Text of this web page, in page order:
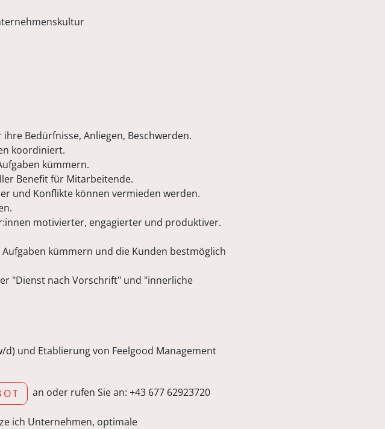
Bedürfnisse, Anliegen, Beschwerden.
koordiniert.
kümmern.
Benefit für Mitarbeitende.
und Konflikte können vermieden werden.
motivierter, engagierter und produktiver.
kümmern und die Kunden bestmöglich
"Dienst nach Vorschrift" und "innerliche
und Etablierung von Feelgood Management
an oder rufen Sie an: +43 677 62923720
ich Unternehmen, optimale